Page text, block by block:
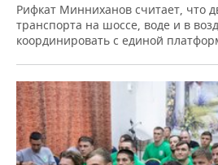
Рифкат Минниханов считает, что
транспорта на шоссе, воде и в
координировать с единой